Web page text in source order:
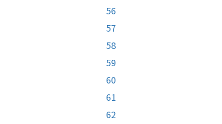
56
57
58
59
60
61
62